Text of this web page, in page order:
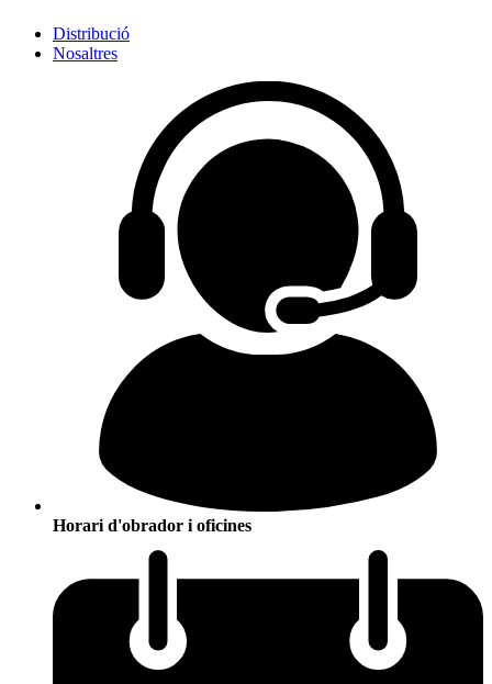
Distribució
Nosaltres
Horari d'obrador i oficines